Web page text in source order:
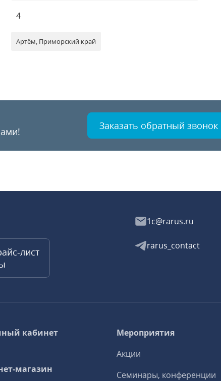
4
Артём, Приморский край
Заказать обратный звонок
лист
1c@rarus.ru
rarus_contact
кабинет
магазин
Мероприятия
Акции
Семинары, конференции